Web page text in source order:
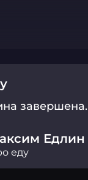
завершена.
Едлин
еду